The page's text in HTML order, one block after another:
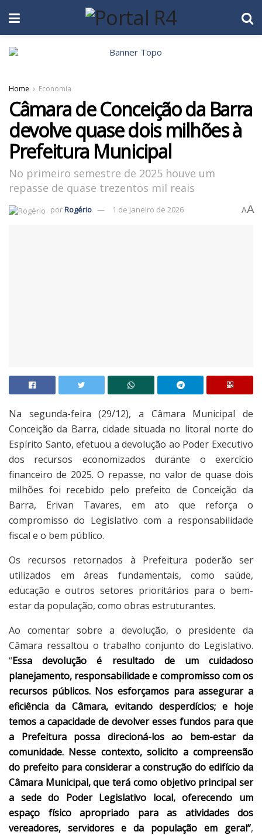
Home Economia
Câmara de Conceição da Barra
devolve quase dois milhões à
Prefeitura Municipal
No primeiro semestre de 2025 houve um
repasse de quase trezentos mil reais
porRogério 1 de janeiro de 2026 AA
Na segunda-feira (29/12), a Câmara Municipal de
Conceição da Barra, cidade situada no litoral norte do
Espírito Santo, efetuou a devolução ao Poder Executivo
dos recursos economizados durante o exercício
financeiro de 2025. O repasse, no valor de quase dois
milhões foi recebido pelo prefeito de Conceição da
Barra, Erivan Tavares, em ato que reforça o
compromisso do Legislativo com a responsabilidade
fiscal e o bem público.
Os recursos retornados à Prefeitura poderão ser
utilizados em áreas fundamentais, como saúde,
educação e outros setores prioritários para o bem-
estar da população, como obras estruturantes.
Ao comentar sobre a devolução, o presidente da
Câmara ressaltou o trabalho conjunto do Legislativo.
“Essa devolução é resultado de um cuidadoso
planejamento, responsabilidade e compromisso com os
recursos públicos. Nos esforçamos para assegurar a
eficiência da Câmara, evitando desperdícios; e hoje
temos a capacidade de devolver esses fundos para que
a Prefeitura possa direcioná-los ao bem-estar da
comunidade. Nesse contexto, solicito a compreensão
do prefeito para considerar a construção do edifício da
Câmara Municipal, que terá como objetivo principal ser
a sede do Poder Legislativo local, oferecendo um
espaço físico apropriado para as atividades dos
vereadores, servidores e da população em geral”,